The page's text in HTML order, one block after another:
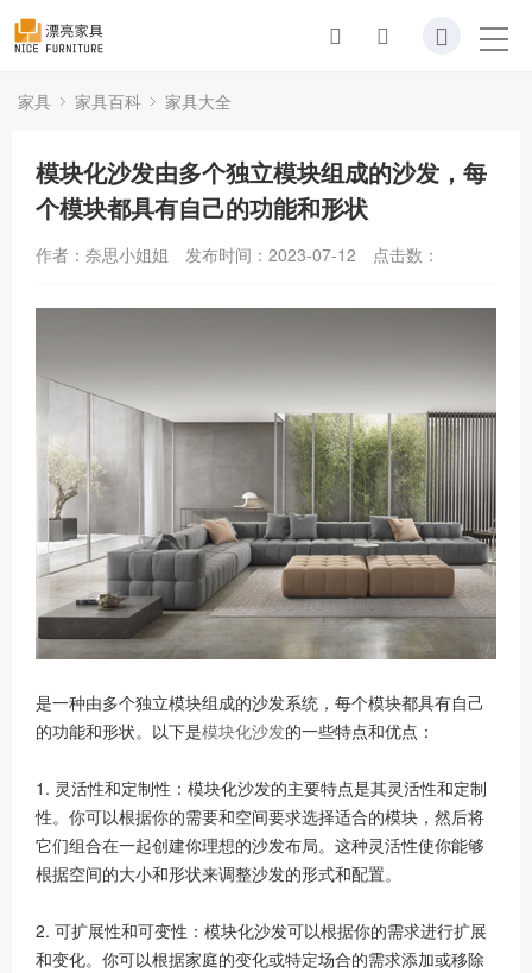
家具 家具百科 家具大全
模块化沙发由多个独立模块组成的沙发，每
个模块都具有自己的功能和形状
作者：奈思小姐姐 发布时间：2023-07-12 点击数：
是一种由多个独立模块组成的沙发系统，每个模块都具有自己
的功能和形状。以下是模块化沙发的一些特点和优点：
1. 灵活性和定制性：模块化沙发的主要特点是其灵活性和定制
性。你可以根据你的需要和空间要求选择适合的模块，然后将
它们组合在一起创建你理想的沙发布局。这种灵活性使你能够
根据空间的大小和形状来调整沙发的形式和配置。
2. 可扩展性和可变性：模块化沙发可以根据你的需求进行扩展
和变化。你可以根据家庭的变化或特定场合的需求添加或移除